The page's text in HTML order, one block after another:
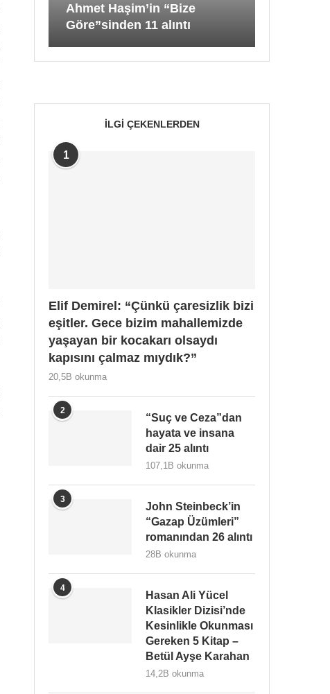
Ahmet Haşim’in “Bize
Göre”sinden 11 alıntı
İLGI ÇEKENLERDEN
1
Elif Demirel: “Çünkü çaresizlik bizi
eşitler. Gece bizim mahallemizde
yaşayan bir kocakarı olsaydı
kapısını çalmaz mıydık?”
20,5B okunma
2
“Suç ve Ceza”dan
hayata ve insana
dair 25 alıntı
107,1B okunma
3
John Steinbeck’in
“Gazap Üzümleri”
romanından 26 alıntı
28B okunma
4
Hasan Ali Yücel
Klasikler Dizisi’nde
Kesinlikle Okunması
Gereken 5 Kitap –
Betül Ayşe Karahan
14,2B okunma